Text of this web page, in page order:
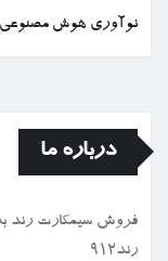
نوآوری هوش مصنوعی
درباره ما
فروش سیمكارت رند
رند912